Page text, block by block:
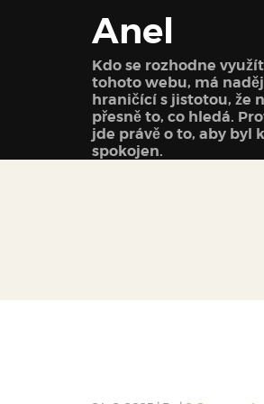
Anel
Kdo se rozhodne
tohoto webu, má
hraničící s jistotou, že
přesně to, co hledá.
jde právě o to, aby byl
spokojen.